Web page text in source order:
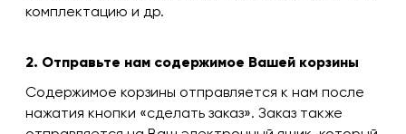
комплектацию и др.
2. Отправьте нам содержимое Вашей корзины
Содержимое корзины отправляется к нам после
нажатия кнопки «сделать заказ». Заказ также